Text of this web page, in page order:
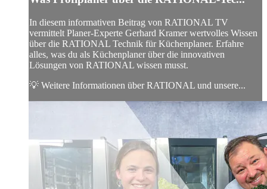
In diesem informativen Beitrag von RATIONAL TV
vermittelt Planer-Experte Gerhard Kramer wertvolles Wissen
über die RATIONAL Technik für Küchenplaner. Erfahre
alles, was du als Küchenplaner über die innovativen
Lösungen von RATIONAL wissen musst.
💡 Weitere Informationen über RATIONAL und unsere...